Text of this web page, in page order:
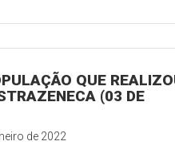
QUE
(03 DE
de 2022